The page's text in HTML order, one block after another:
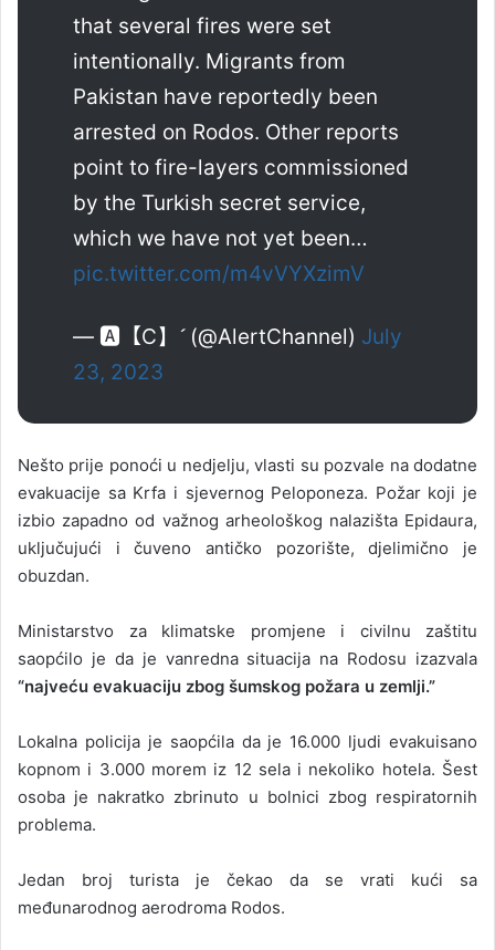
that several fires were set
intentionally. Migrants from
Pakistan have reportedly been
arrested on Rodos. Other reports
point to fire-layers commissioned
by the Turkish secret service,
which we have not yet been…
pic.twitter.com/m4vVYXzimV
— 🅰【C】 (@AlertChannel) July
23, 2023
Nešto prije ponoći u nedjelju, vlasti su pozvale na dodatne
evakuacije sa Krfa i sjevernog Peloponeza. Požar koji je
izbio zapadno od važnog arheološkog nalazišta Epidaura,
uključujući i čuveno antičko pozorište, djelimično je
obuzdan.
Ministarstvo za klimatske promjene i civilnu zaštitu
saopćilo je da je vanredna situacija na Rodosu izazvala
“najveću evakuaciju zbog šumskog požara u zemlji.”
Lokalna policija je saopćila da je 16.000 ljudi evakuisano
kopnom i 3.000 morem iz 12 sela i nekoliko hotela. Šest
osoba je nakratko zbrinuto u bolnici zbog respiratornih
problema.
Jedan broj turista je čekao da se vrati kući sa
međunarodnog aerodroma Rodos.